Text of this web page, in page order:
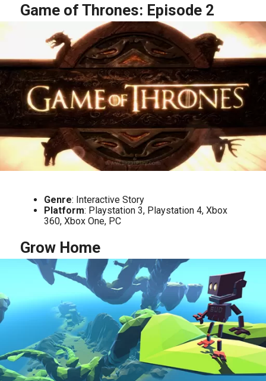
Game of Thrones: Episode 2
Genre: Interactive Story
Platform: Playstation 3, Playstation 4, Xbox
360, Xbox One, PC
Grow Home